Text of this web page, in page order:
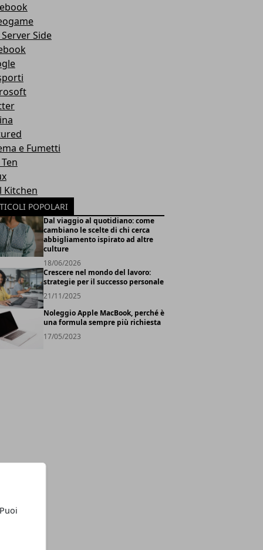
Side
e Fumetti
Kitchen
POPOLARI
Dal viaggio al quotidiano: come
cambiano le scelte di chi cerca
abbigliamento ispirato ad altre
culture
18/06/2026
Crescere nel mondo del lavoro:
strategie per il successo personale
21/11/2025
Noleggio Apple MacBook, perché è
una formula sempre più richiesta
17/05/2023